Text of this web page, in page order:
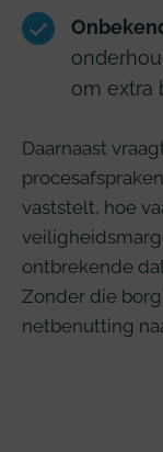
om extra
Daarnaast
vaststelt, hoe
ontbrekende
Zonder die
netbenutting